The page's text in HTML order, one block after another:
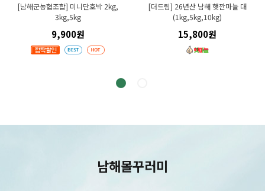
[남해군농협조합] 미니단호박 2kg,
3kg,5kg
9,900원
[더드림] 26년산 남해 햇깐마늘 대
(1kg,5kg,10kg)
15,800원
남해몰꾸러미